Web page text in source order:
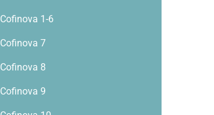
Cofinova 1-6
Cofinova 7
Cofinova 8
Cofinova 9